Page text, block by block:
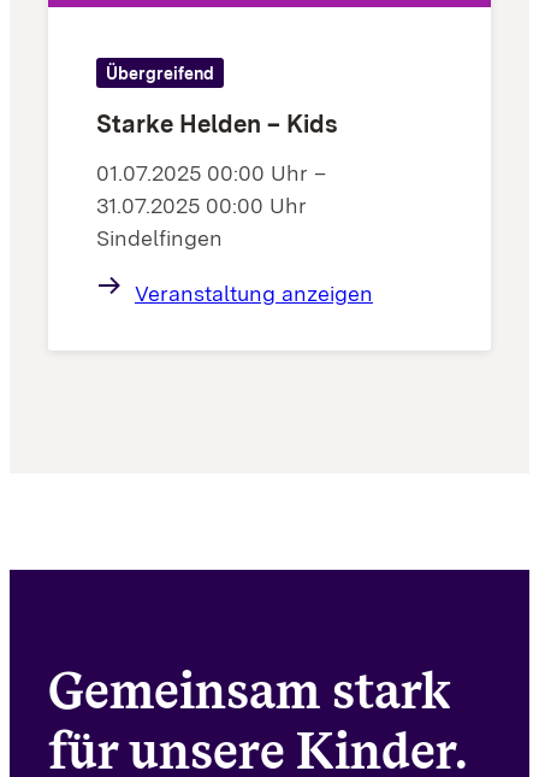
Übergreifend
Starke Helden – Kids
01.07.2025 00:00 Uhr –
31.07.2025 00:00 Uhr
Sindelfingen
Veranstaltung anzeigen
Gemeinsam stark
für unsere Kinder.